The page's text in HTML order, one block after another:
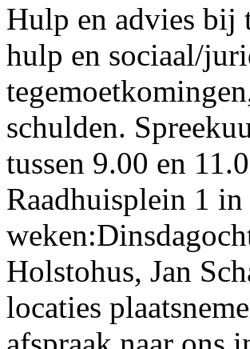
Hulp en advies bij
hulp en sociaal/
schulden.
tussen 9.00 en
Raadhuisplein 1
Holstohus, Jan
locaties